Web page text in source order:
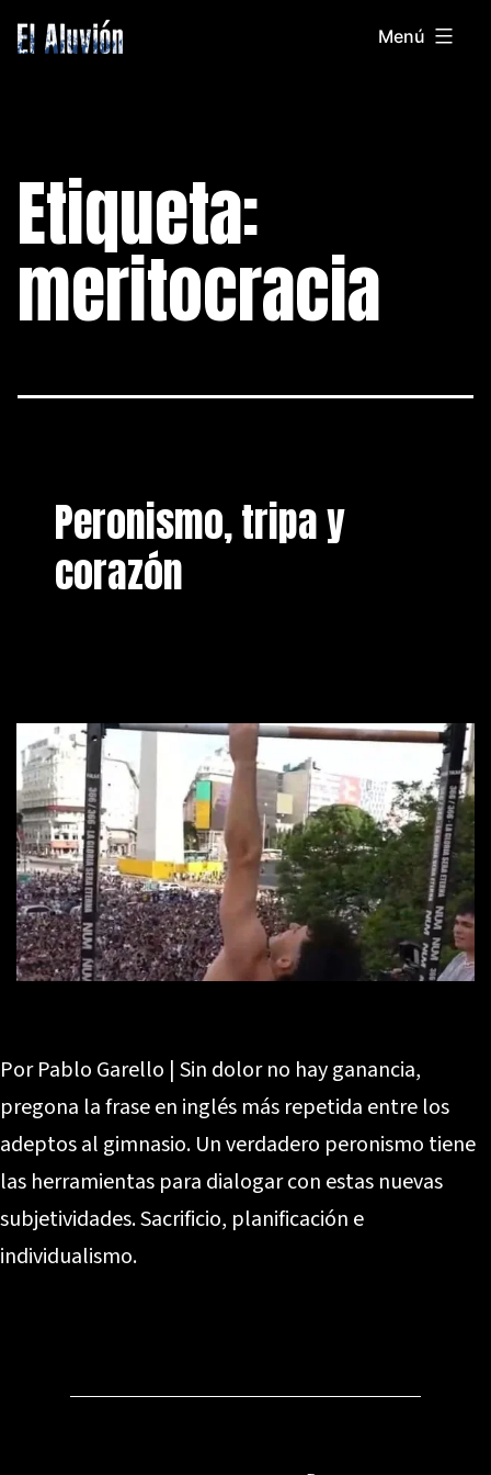
Saltar
El
Menú
Etiqueta:
meritocracia
Peronismo, tripa y
corazón
Por Pablo Garello | Sin dolor no hay ganancia,
pregona la frase en inglés más repetida entre los
adeptos al gimnasio. Un verdadero peronismo tiene
las herramientas para dialogar con estas nuevas
subjetividades. Sacrificio, planificación e
individualismo.